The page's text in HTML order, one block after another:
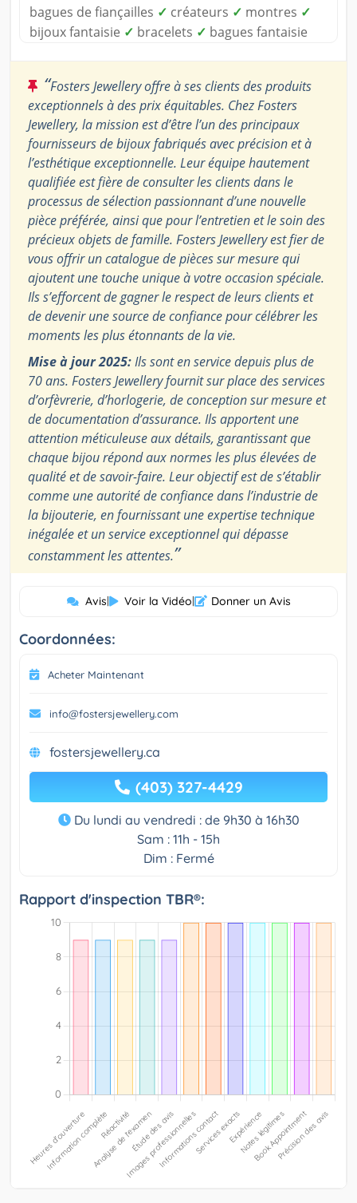
bagues de fiançailles ✓ créateurs ✓ montres ✓
bijoux fantaisie ✓ bracelets ✓ bagues fantaisie
“Fosters Jewellery offre à ses clients des produits
exceptionnels à des prix équitables. Chez Fosters
Jewellery, la mission est d’être l’un des principaux
fournisseurs de bijoux fabriqués avec précision et à
l’esthétique exceptionnelle. Leur équipe hautement
qualifiée est fière de consulter les clients dans le
processus de sélection passionnant d’une nouvelle
pièce préférée, ainsi que pour l’entretien et le soin des
précieux objets de famille. Fosters Jewellery est fier de
vous offrir un catalogue de pièces sur mesure qui
ajoutent une touche unique à votre occasion spéciale.
Ils s’efforcent de gagner le respect de leurs clients et
de devenir une source de confiance pour célébrer les
moments les plus étonnants de la vie.
Mise à jour 2025:Ils sont en service depuis plus de
70 ans. Fosters Jewellery fournit sur place des services
d’orfèvrerie, d’horlogerie, de conception sur mesure et
de documentation d’assurance. Ils apportent une
attention méticuleuse aux détails, garantissant que
chaque bijou répond aux normes les plus élevées de
qualité et de savoir-faire. Leur objectif est de s’établir
comme une autorité de confiance dans l’industrie de
la bijouterie, en fournissant une expertise technique
inégalée et un service exceptionnel qui dépasse
constamment les attentes.”
Avis| Voir la Vidéo| Donner un Avis
Coordonnées:
Acheter Maintenant
info@fostersjewellery.com
fostersjewellery.ca
(403) 327-4429
Du lundi au vendredi : de 9h30 à 16h30
Sam : 11h - 15h
Dim : Fermé
Rapport d'inspection TBR®: